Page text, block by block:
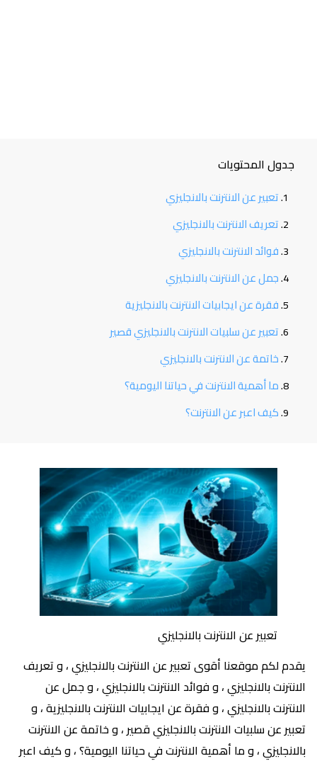
جدول المحتويات
تعبير عن الانترنت بالانجليزي
تعريف الانترنت بالانجليزي
فوائد الانترنت بالانجليزي
جمل عن الانترنت بالانجليزي
فقرة عن ايجابيات الانترنت بالانجليزية
تعبير عن سلبيات الانترنت بالانجليزي قصير
خاتمة عن الانترنت بالانجليزي
ما أهمية الانترنت في حياتنا اليومية؟
كيف اعبر عن الانترنت؟
تعبير عن الانترنت بالانجليزي
يقدم لكم موقعنا أقوى تعبير عن الانترنت بالانجليزي ، و تعريف
الانترنت بالانجليزي ، و فوائد الانترنت بالانجليزي ، و جمل عن
الانترنت بالانجليزي ، و فقرة عن ايجابيات الانترنت بالانجليزية ، و
تعبير عن سلبيات الانترنت بالانجليزي قصير ، و خاتمة عن الانترنت
بالانجليزي ، و ما أهمية الانترنت في حياتنا اليومية؟ ، و كيف اعبر